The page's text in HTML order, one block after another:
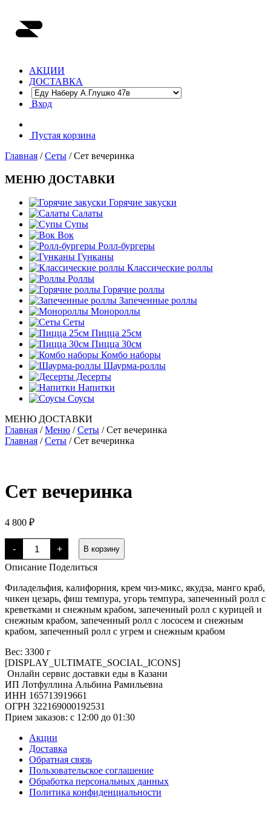
АКЦИИ
ДОСТАВКА
Вход
Пустая корзина
Главная /Сеты / Сет вечеринка
МЕНЮ ДОСТАВКИ
Горячие закуски
Салаты
Супы
Вок
Ролл-бургеры
Гунканы
Классические роллы
Роллы
Горячие роллы
Запеченные роллы
Монороллы
Сеты
Пицца 25см
Пицца 30см
Комбо наборы
Шаурма-роллы
Десерты
Напитки
Соусы
МЕНЮ ДОСТАВКИ
Главная /Меню /Сеты /Сет вечеринка
Главная /Сеты / Сет вечеринка
Сет вечеринка
4 800 ₽
-
Количество
товара
Сет
вечеринка
+ В корзину
Описание Поделиться
Филадельфия, калифорния, крем чиз-микс, якудза, манго краб,
чикен цезарь, фиш темпура, угорь темпура, запеченный ролл с
креветками и снежным крабом, запеченный ролл с курицей и
снежным крабом, запеченный ролл с лососем и снежным
крабом, запеченный ролл с угрем и снежным крабом
Вес: 3300 г
[DISPLAY_ULTIMATE_SOCIAL_ICONS]
Онлайн сервис доставки еды в Казани
ИП Лотфуллина Альбина Рамильевна
ИНН 165713919661
ОГРН 322169000192531
Прием заказов: c 12:00 до 01:30
Акции
Доставка
Обратная связь
Пользовательское соглашение
Обработка персональных данных
Политика конфиденциальности